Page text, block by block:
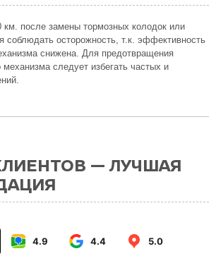
км. после замены тормозных колодок или
соблюдать осторожность, т.к. эффективность
снижена. Для предотвращения
механизма следует избегать частых и
— ЛУЧШАЯ
4.9 4.4 5.0